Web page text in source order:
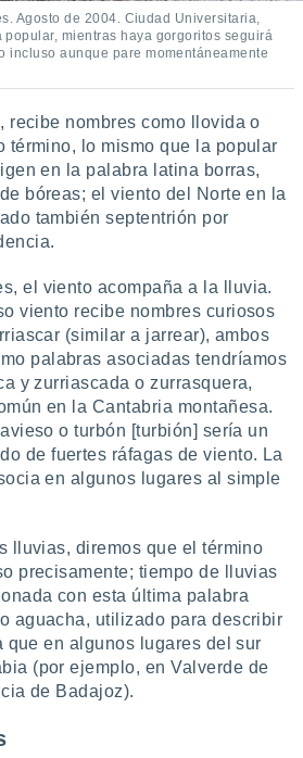
Agosto de 2004. Ciudad Universitaria,
popular, mientras haya gorgoritos seguirá
incluso aunque pare momentáneamente
recibe nombres como llovida o
término, lo mismo que la popular
en la palabra latina borras,
bóreas; el viento del Norte en la
también septentrión por
el viento acompaña a la lluvia.
viento recibe nombres curiosos
(similar a jarrear), ambos
palabras asociadas tendríamos
y zurriascada o zurrasquera,
en la Cantabria montañesa.
o turbón [turbión] sería un
de fuertes ráfagas de viento. La
en algunos lugares al simple
lluvias, diremos que el término
precisamente; tiempo de lluvias
con esta última palabra
aguacha, utilizado para describir
que en algunos lugares del sur
(por ejemplo, en Valverde de
de Badajoz).